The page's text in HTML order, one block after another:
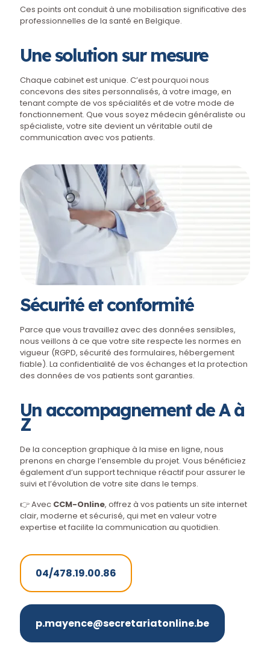
Ces points ont conduit à une mobilisation significative des
professionnelles de la santé en Belgique.
Une solution sur mesure
Chaque cabinet est unique. C’est pourquoi nous
concevons des sites personnalisés, à votre image, en
tenant compte de vos spécialités et de votre mode de
fonctionnement. Que vous soyez médecin généraliste ou
spécialiste, votre site devient un véritable outil de
communication avec vos patients.
Sécurité et conformité
Parce que vous travaillez avec des données sensibles,
nous veillons à ce que votre site respecte les normes en
vigueur (RGPD, sécurité des formulaires, hébergement
fiable). La confidentialité de vos échanges et la protection
des données de vos patients sont garanties.
Un accompagnement de A à
Z
De la conception graphique à la mise en ligne, nous
prenons en charge l’ensemble du projet. Vous bénéficiez
également d’un support technique réactif pour assurer le
suivi et l’évolution de votre site dans le temps.
👉 Avec CCM-Online, offrez à vos patients un site internet
clair, moderne et sécurisé, qui met en valeur votre
expertise et facilite la communication au quotidien.
04/478.19.00.86
p.mayence@secretariatonline.be